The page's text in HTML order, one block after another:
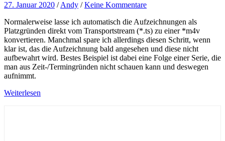
27. Januar 2020 /Andy /Keine Kommentare
Normalerweise lasse ich automatisch die Aufzeichnungen als
Platzgründen direkt vom Transportstream (*.ts) zu einer *m4v
konvertieren. Manchmal spare ich allerdings diesen Schritt, wenn
klar ist, das die Aufzeichnung bald angesehen und diese nicht
aufbewahrt wird. Bestes Beispiel ist dabei eine Folge einer Serie, die
man aus Zeit-/Termingründen nicht schauen kann und deswegen
aufnimmt.
Weiterlesen